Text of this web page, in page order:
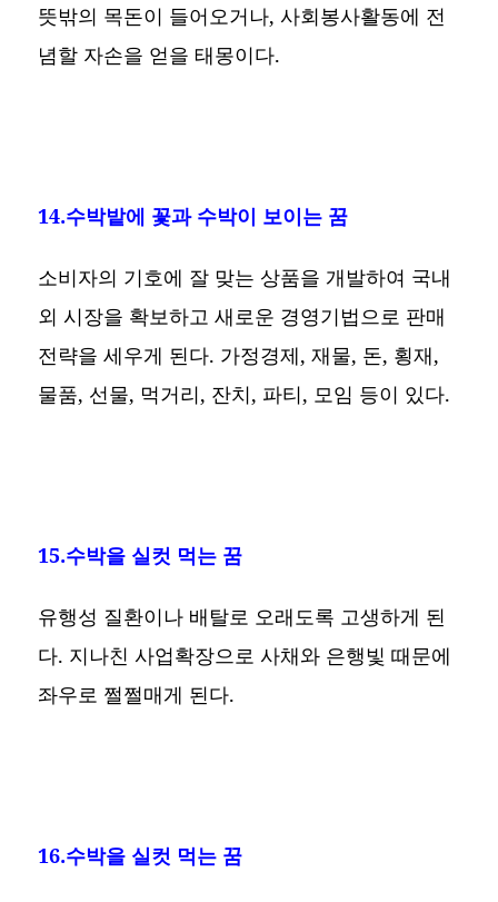
뜻밖의 목돈이 들어오거나, 사회봉사활동에 전
념할 자손을 얻을 태몽이다.
14.수박밭에 꽃과 수박이 보이는 꿈
소비자의 기호에 잘 맞는 상품을 개발하여 국내
외 시장을 확보하고 새로운 경영기법으로 판매
전략을 세우게 된다. 가정경제, 재물, 돈, 횡재,
물품, 선물, 먹거리, 잔치, 파티, 모임 등이 있다.
15.수박을 실컷 먹는 꿈
유행성 질환이나 배탈로 오래도록 고생하게 된
다. 지나친 사업확장으로 사채와 은행빛 때문에
좌우로 쩔쩔매게 된다.
16.수박을 실컷 먹는 꿈